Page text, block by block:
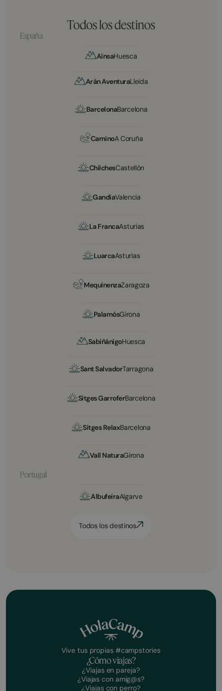
Todos los destinos
España
AínsaHuesca
Arán AventuraLleida
BarcelonaBarcelona
CaminoA Coruña
ChilchesCastellón
GandíaValencia
La FrancaAsturias
LuarcaAsturias
MequinenzaZaragoza
PalamósGirona
SabiñánigoHuesca
Sant SalvadorTarragona
Sitges GarroferBarcelona
Sitges RelaxBarcelona
Vall NaturaGirona
Portugal
AlbufeiraAlgarve
Todos los destinos
Vive tus propias #campstories
¿Cómo viajas?
¿Viajas en pareja?
¿Viajas con amig@s?
¿Viajas con perro?